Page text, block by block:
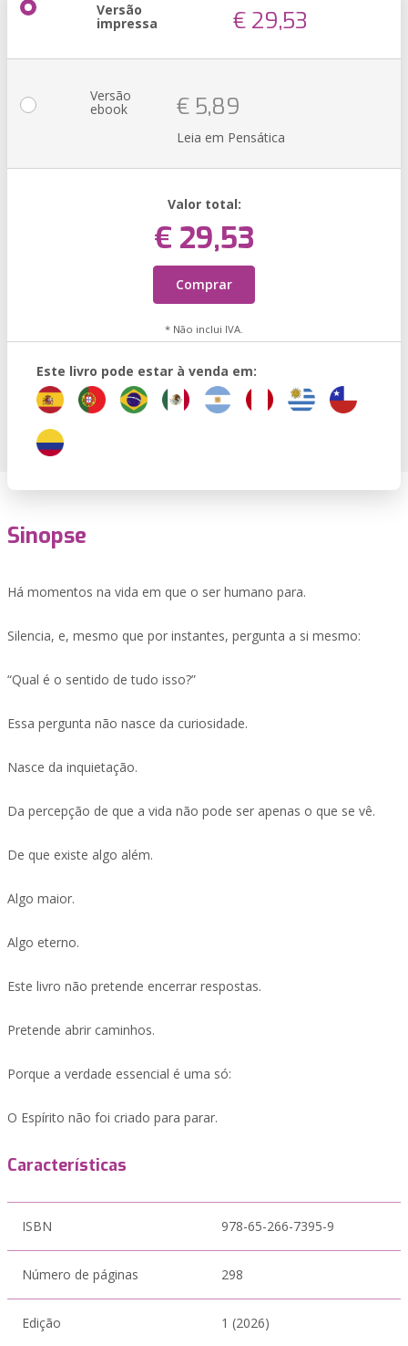
Versão
impressa € 29,53
Versão
ebook € 5,89
Leia em Pensática
Valor total:
€ 29,53
Comprar
* Não inclui IVA.
Este livro pode estar à venda em:
Sinopse
Há momentos na vida em que o ser humano para.
Silencia, e, mesmo que por instantes, pergunta a si mesmo:
“Qual é o sentido de tudo isso?”
Essa pergunta não nasce da curiosidade.
Nasce da inquietação.
Da percepção de que a vida não pode ser apenas o que se vê.
De que existe algo além.
Algo maior.
Algo eterno.
Este livro não pretende encerrar respostas.
Pretende abrir caminhos.
Porque a verdade essencial é uma só:
O Espírito não foi criado para parar.
Características
ISBN 978-65-266-7395-9
Número de páginas 298
Edição 1 (2026)